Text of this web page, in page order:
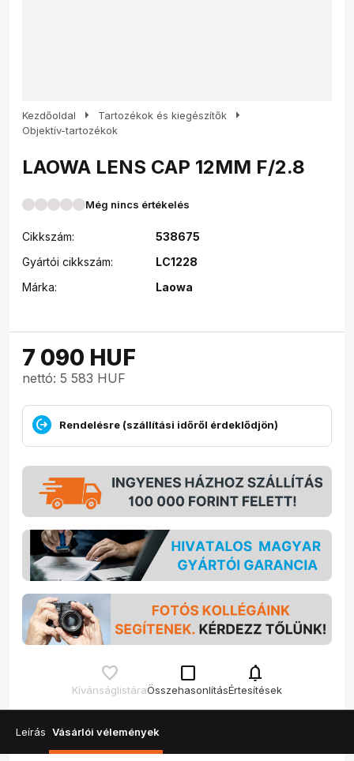
Kezdőoldal arrow_right Tartozékok és kiegészítők arrow_right
Objektív-tartozékok
LAOWA LENS CAP 12MM F/2.8
Még nincs értékelés
Cikkszám:
538675
Gyártói cikkszám:
LC1228
Márka:
Laowa
7 090 HUF
nettó: 5 583 HUF
Rendelésre (szállítási időről érdeklődjön)
Kívánságlistára
check_box_outline_blank
Összehasonlítás
notifications
Értesítések
Leírás Vásárlói vélemények